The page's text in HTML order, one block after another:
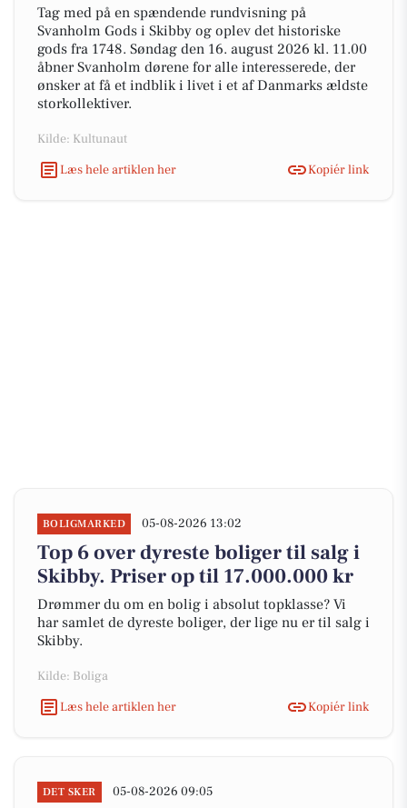
Tag med på en spændende rundvisning på
Svanholm Gods i Skibby og oplev det historiske
gods fra 1748. Søndag den 16. august 2026 kl. 11.00
åbner Svanholm dørene for alle interesserede, der
ønsker at få et indblik i livet i et af Danmarks ældste
storkollektiver.
Kilde: Kultunaut
Læs hele artiklen her
Kopiér link
BOLIGMARKED 05-08-2026 13:02
Top 6 over dyreste boliger til salg i
Skibby. Priser op til 17.000.000 kr
Drømmer du om en bolig i absolut topklasse? Vi
har samlet de dyreste boliger, der lige nu er til salg i
Skibby.
Kilde: Boliga
Læs hele artiklen her
Kopiér link
DET SKER 05-08-2026 09:05